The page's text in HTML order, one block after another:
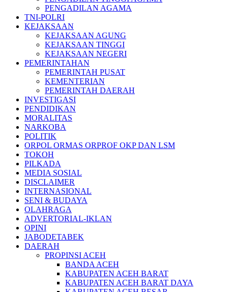
PENGADILAN AGAMA
TNI-POLRI
KEJAKSAAN
KEJAKSAAN AGUNG
KEJAKSAAN TINGGI
KEJAKSAAN NEGERI
PEMERINTAHAN
PEMERINTAH PUSAT
KEMENTERIAN
PEMERINTAH DAERAH
INVESTIGASI
PENDIDIKAN
MORALITAS
NARKOBA
POLITIK
ORPOL ORMAS ORPROF OKP DAN LSM
TOKOH
PILKADA
MEDIA SOSIAL
DISCLAIMER
INTERNASIONAL
SENI & BUDAYA
OLAHRAGA
ADVERTORIAL-IKLAN
OPINI
JABODETABEK
DAERAH
PROPINSI ACEH
BANDA ACEH
KABUPATEN ACEH BARAT
KABUPATEN ACEH BARAT DAYA